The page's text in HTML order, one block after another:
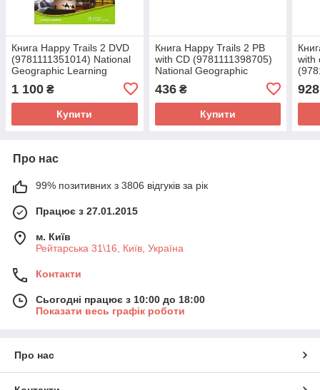
Книга Happy Trails 2 DVD
(9781111351014) National
Geographic Learning
1 100 ₴
Купити
Книга Happy Trails 2 PB
with CD (9781111398705)
National Geographic
436₴
Купити
with
928
Про нас
99% позитивних з 3806 відгуків за рік
Працює з 27.01.2015
м. Київ
Рейтарська 31\16, Київ, Україна
Контакти
Сьогодні працює з 10:00 до 18:00
Показати весь графік роботи
Про нас